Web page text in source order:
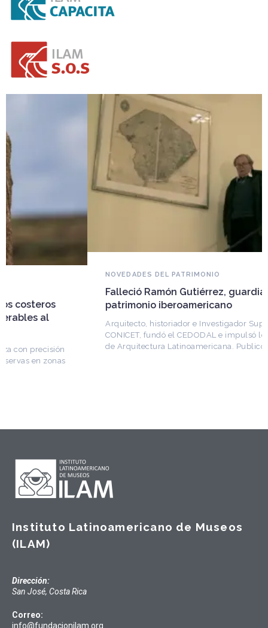
NOVEDADES DEL PATRIMONIO
Falleció Ramón Gutiérrez, guardián del
patrimonio iberoamericano
Arquitecto, historiador e Investigador Superior del
CONICET, fundó el CEDODAL e impulsó los Seminarios
de Arquitectura Latinoamericana. Publicó más de
Instituto Latinoamericano de Museos
(ILAM)
Dirección:
San José, Costa Rica
Correo:
info@fundacionilam.org